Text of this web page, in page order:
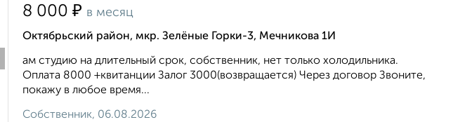
8 000 ₽ в месяц
Октябрьский район, мкр. Зелёные Горки-3, Мечникова 1И
ам студию на длительный срок, собственник, нет только холодильника.
Оплата 8000 +квитанции Залог 3000(возвращается) Через договор Звоните,
покажу в любое время...
Собственник, 06.08.2026